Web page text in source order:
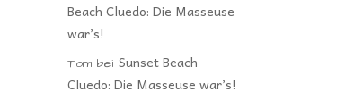
Beach Cluedo: Die Masseuse
war’s!
Tom beiSunset Beach
Cluedo: Die Masseuse war’s!